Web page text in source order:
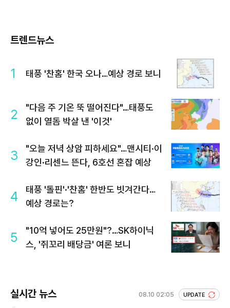
트렌드뉴스
1 태풍 '찬홈' 한국 오나…예상 경로 보니
2
"다음 주 기온 뚝 떨어진다"…태풍도
없이 열돔 박살 낸 '이것'
3
"오늘 저녁 상암 피하세요"…맨시티·이
강인·리센느 뜬다, 6호선 혼잡 예상
4
태풍 '돌핀'·'찬홈' 한반도 빗겨간다…
예상 경로는?
5
"10억 넣어도 25만원"?…SK하이닉
스, '쥐꼬리 배당금' 여론 보니
실시간 뉴스 08.10 02:05 UPDATE